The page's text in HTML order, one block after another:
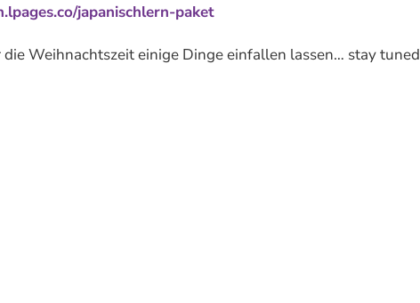
japanischlern-paket
die Weihnachtszeit einige Dinge einfallen lassen… stay tuned